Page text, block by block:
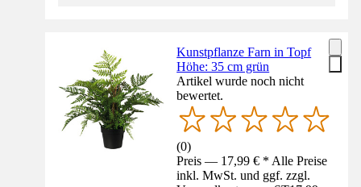
Kunstpflanze Farn in Topf
Höhe: 35 cm grün
Artikel wurde noch nicht
bewertet.
(0)
Preis — 17,99 € * Alle Preise
inkl. MwSt. und ggf. zzgl.